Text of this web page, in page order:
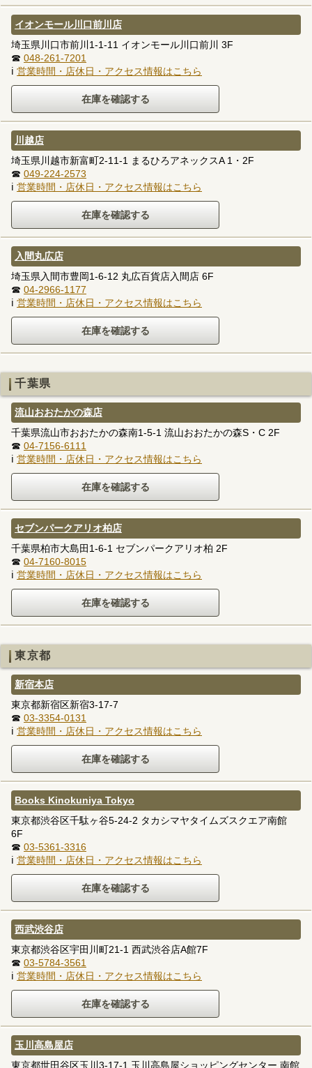
イオンモール川口前川店
埼玉県川口市前川1-1-11 イオンモール川口前川 3F
☎ 048-261-7201
ℹ 営業時間・店休日・アクセス情報はこちら
川越店
埼玉県川越市新富町2-11-1 まるひろアネックスA 1・2F
☎ 049-224-2573
ℹ 営業時間・店休日・アクセス情報はこちら
入間丸広店
埼玉県入間市豊岡1-6-12 丸広百貨店入間店 6F
☎ 04-2966-1177
ℹ 営業時間・店休日・アクセス情報はこちら
千葉県
流山おおたかの森店
千葉県流山市おおたかの森南1-5-1 流山おおたかの森S・C 2F
☎ 04-7156-6111
ℹ 営業時間・店休日・アクセス情報はこちら
セブンパークアリオ柏店
千葉県柏市大島田1-6-1 セブンパークアリオ柏 2F
☎ 04-7160-8015
ℹ 営業時間・店休日・アクセス情報はこちら
東京都
新宿本店
東京都新宿区新宿3-17-7
☎ 03-3354-0131
ℹ 営業時間・店休日・アクセス情報はこちら
Books Kinokuniya Tokyo
東京都渋谷区千駄ヶ谷5-24-2 タカシマヤタイムズスクエア南館
6F
☎ 03-5361-3316
ℹ 営業時間・店休日・アクセス情報はこちら
西武渋谷店
東京都渋谷区宇田川町21-1 西武渋谷店A館7F
☎ 03-5784-3561
ℹ 営業時間・店休日・アクセス情報はこちら
玉川高島屋店
東京都世田谷区玉川3-17-1 玉川高島屋ショッピングセンター 南館